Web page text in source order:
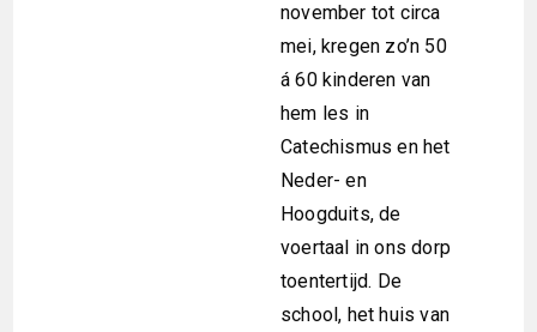
november tot circa
mei, kregen zo’n 50
á 60 kinderen van
hem les in
Catechismus en het
Neder- en
Hoogduits, de
voertaal in ons dorp
toentertijd. De
school, het huis van